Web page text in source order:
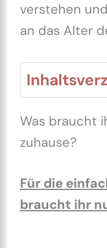
verstehen
an das Alter
Was braucht
zuhause?
Für die
braucht ihr